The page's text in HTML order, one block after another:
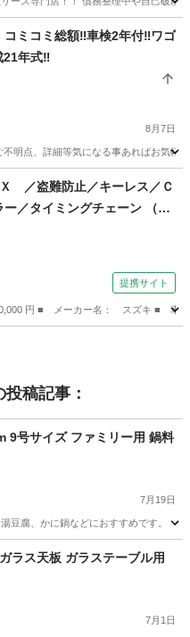
コミコミ総額‼️車検2年付‼️ワゴ
21年式‼️
8月7日
明点、詳細等気になる事あればお気
ワゴンR
／盗難防止／キーレス／Ｃ
ー／タイミングチェーン （検
提携サイト
円 ■ メーカー名： スズキ ■ 車
稿記事：
9号サイズ ファミリー用 鍋料
7月19日
豆腐、かに鍋などにおすすめです。
具ラス天板 ガラステーブル用
7月1日